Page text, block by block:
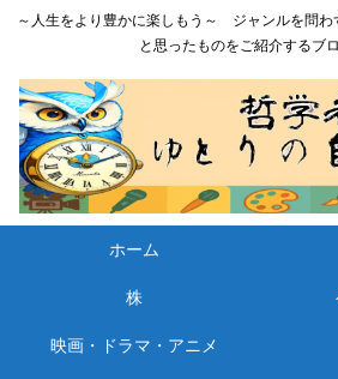
～人生をより豊かに楽しもう～ ジャンルを問わ
と思ったものをご紹介するブロ
ホーム
株
映画・ドラマ・アニメ